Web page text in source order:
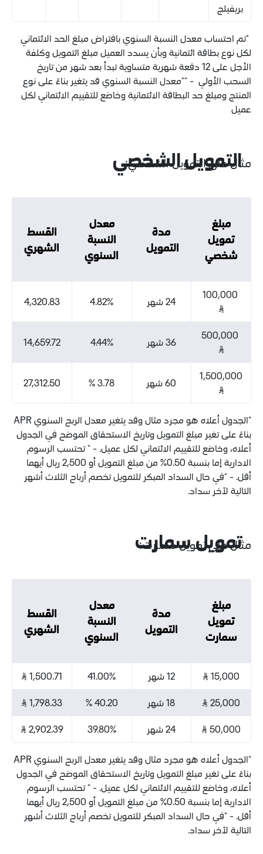
النسبة السنوي بافتراض مبلغ الحد الائتماني
ائتمانية وبأن يسدد العميل مبلغ التمويل وكلفة
الأجل على 12 دفعة شهرية متساوية تبدأ بعد شهر من تاريخ
- **معدل النسبة السنوي قد يتغير بناءً على نوع
البطاقة الائتمانية وخاضع للتقييم الائتماني لكل
الشخصي
الشخصي:
مدة
التمويل
النسبة
السنوي
القسط
الشهري
24 شهر 4.82%
4,320.83
36 شهر 4.44%
14,659.72
60 شهر 3.78 %
27,312.50
*الجدول أعلاه هو مجرد مثال وقد يتغير معدل الربح السنوي APR
مبلغ التمويل وتاريخ الاستحقاق الموضح في الجدول
للتقييم الائتماني لكل عميل. - * تحتسب الرسوم
الادارية إما بنسبة 0.50% من مبلغ التمويل أو 2,500 ريال أيهما
السداد المبكر للتمويل تخصم أرباح الثلاث أشهر
سمارت
سمارت:
مدة
التمويل
النسبة
السنوي
القسط
الشهري
12 شهر 41.00%
1,500.71 ⃁
18 شهر 40.20 %
1,798.33 ⃁
24 شهر 39.80%
2,902.39 ⃁
*الجدول أعلاه هو مجرد مثال وقد يتغير معدل الربح السنوي APR
مبلغ التمويل وتاريخ الاستحقاق الموضح في الجدول
للتقييم الائتماني لكل عميل. - * تحتسب الرسوم
الادارية إما بنسبة 0.50% من مبلغ التمويل أو 2,500 ريال أيهما
السداد المبكر للتمويل تخصم أرباح الثلاث أشهر